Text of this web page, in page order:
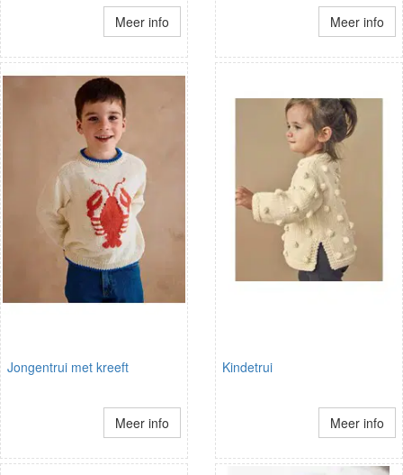
Meer info Meer info
Jongentrui met kreeft
Meer info
Kindetrui
Meer info